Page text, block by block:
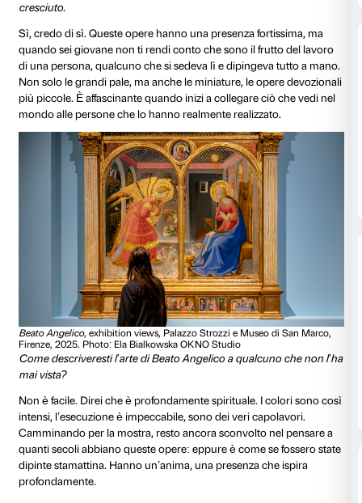
opera entra in dialogo.
Qual è la prima immagine che ti viene in mente
all’opera di Beato Angelico? L’Annunciazione, o
Decisamente l’Annunciazione. Penso che sia
iconografia religiosa davvero potente: tutto
senso di sacralità. È qualcosa che fa parte del tuo
dall’infanzia, anche se da giovane non la guardi
l’impressione di essere sempre esistita e, in un certo
perché è lì da centinaia di anni.
Quindi hai iniziato a vederla veramente solo più
cresciuto.
Sì, credo di sì. Queste opere hanno una presenza
quando sei giovane non ti rendi conto che sono il
di una persona, qualcuno che si sedeva lì e
Non solo le grandi pale, ma anche le miniature, le
più piccole. È affascinante quando inizi a collegare
mondo alle persone che lo hanno realmente